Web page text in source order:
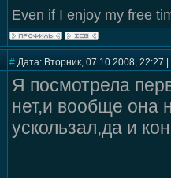
Even if I enjoy my free
# Дата: Вторник, 07.10.2008,
Я посмотрела
нет,и вообще она
ускользал,да и